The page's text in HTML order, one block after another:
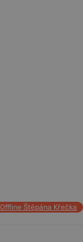
Offline Štěpána Křečka